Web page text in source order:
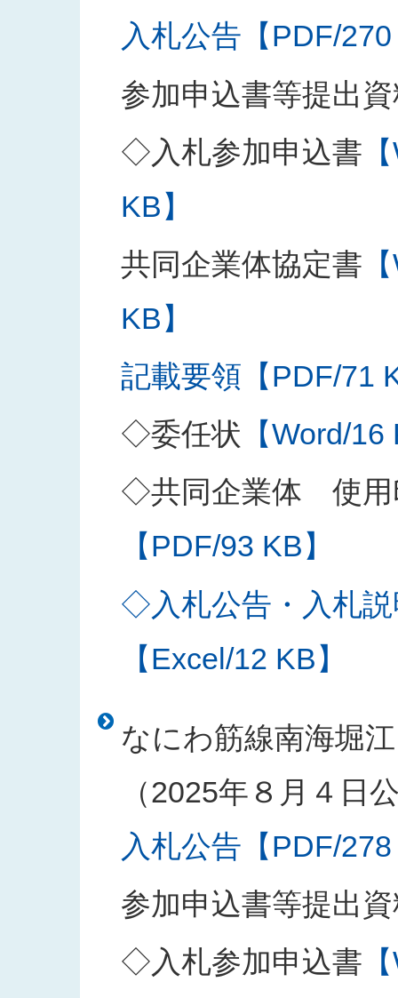
入札公告【PDF/
参加申込書等提出
◇入札参加申込書
KB】
共同企業体協定書
KB】
記載要領【PDF/71
◇委任状 【Word/
◇共同企業体 使用
【PDF/93 KB】
◇入札公告・入札
【Excel/12 KB】
なにわ筋線南海堀
（2025年８月４日
入札公告【PDF/
参加申込書等提出
◇入札参加申込書